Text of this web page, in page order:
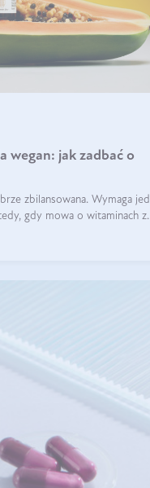
wegan: jak zadbać o
zbilansowana. Wymaga
gdy mowa o witaminach z